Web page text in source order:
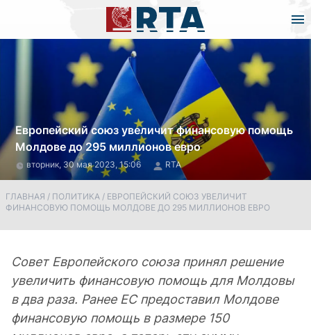
Европейский союз увеличит финансовую помощь
Молдове до 295 миллионов евро
вторник, 30 мая 2023, 15:06 RTA
ГЛАВНАЯ / ПОЛИТИКА / ЕВРОПЕЙСКИЙ СОЮЗ УВЕЛИЧИТ
ФИНАНСОВУЮ ПОМОЩЬ МОЛДОВЕ ДО 295 МИЛЛИОНОВ ЕВРО
Совет Европейского союза принял решение
увеличить финансовую помощь для Молдовы
в два раза. Ранее ЕС предоставил Молдове
финансовую помощь в размере 150